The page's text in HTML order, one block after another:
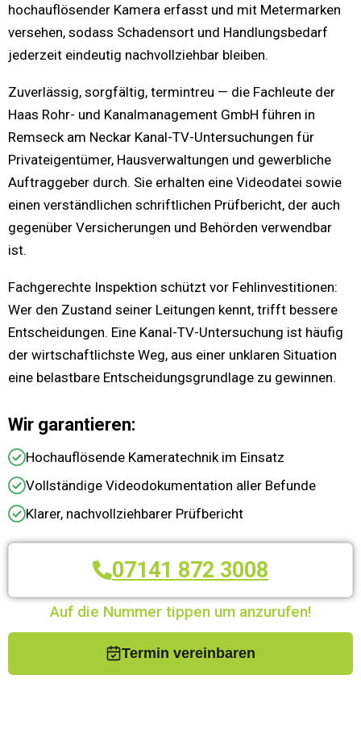
hochauflösender Kamera erfasst und mit Metermarken
versehen, sodass Schadensort und Handlungsbedarf
jederzeit eindeutig nachvollziehbar bleiben.
Zuverlässig, sorgfältig, termintreu — die Fachleute der
Haas Rohr- und Kanalmanagement GmbH führen in
Remseck am Neckar Kanal-TV-Untersuchungen für
Privateigentümer, Hausverwaltungen und gewerbliche
Auftraggeber durch. Sie erhalten eine Videodatei sowie
einen verständlichen schriftlichen Prüfbericht, der auch
gegenüber Versicherungen und Behörden verwendbar
ist.
Fachgerechte Inspektion schützt vor Fehlinvestitionen:
Wer den Zustand seiner Leitungen kennt, trifft bessere
Entscheidungen. Eine Kanal-TV-Untersuchung ist häufig
der wirtschaftlichste Weg, aus einer unklaren Situation
eine belastbare Entscheidungsgrundlage zu gewinnen.
Wir garantieren:
Hochauflösende Kameratechnik im Einsatz
Vollständige Videodokumentation aller Befunde
Klarer, nachvollziehbarer Prüfbericht
07141 872 3008
Auf die Nummer tippen um anzurufen!
Termin vereinbaren